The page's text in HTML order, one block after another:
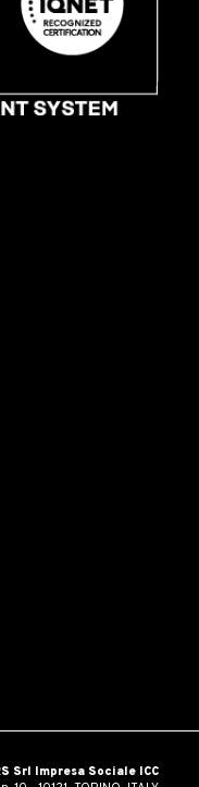
Srl Impresa Sociale ICC